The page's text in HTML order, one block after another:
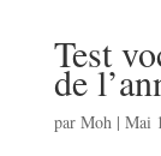
Test
de
par Moh| Mai